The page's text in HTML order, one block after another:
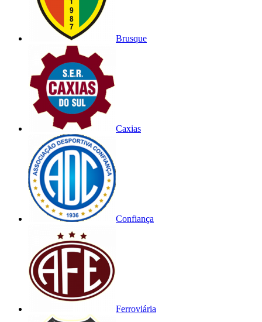
Brusque
Caxias
Confiança
Ferroviária